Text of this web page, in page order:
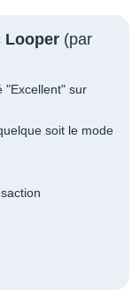
Looper (par
"Excellent" sur
soit le mode